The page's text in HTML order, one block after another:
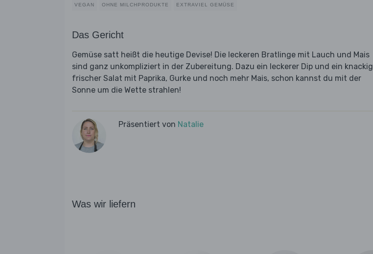
VEGAN OHNE MILCHPRODUKTE EXTRAVIEL GEMÜSE
Das Gericht
Gemüse satt heißt die heutige Devise! Die leckeren Bratlinge mit Lauch und Mais
sind ganz unkompliziert in der Zubereitung. Dazu ein leckerer Dip und ein knackig
frischer Salat mit Paprika, Gurke und noch mehr Mais, schon kannst du mit der
Sonne um die Wette strahlen!
Präsentiert von Natalie
Was wir liefern